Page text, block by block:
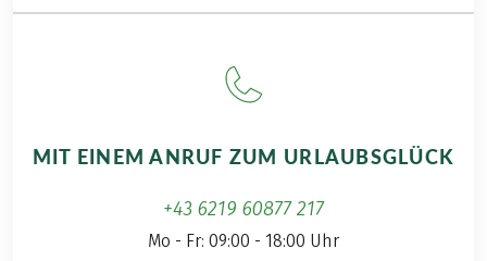
MIT EINEM ANRUF ZUM URLAUBSGLÜCK
+43 6219 60877 217
Mo - Fr: 09:00 - 18:00 Uhr